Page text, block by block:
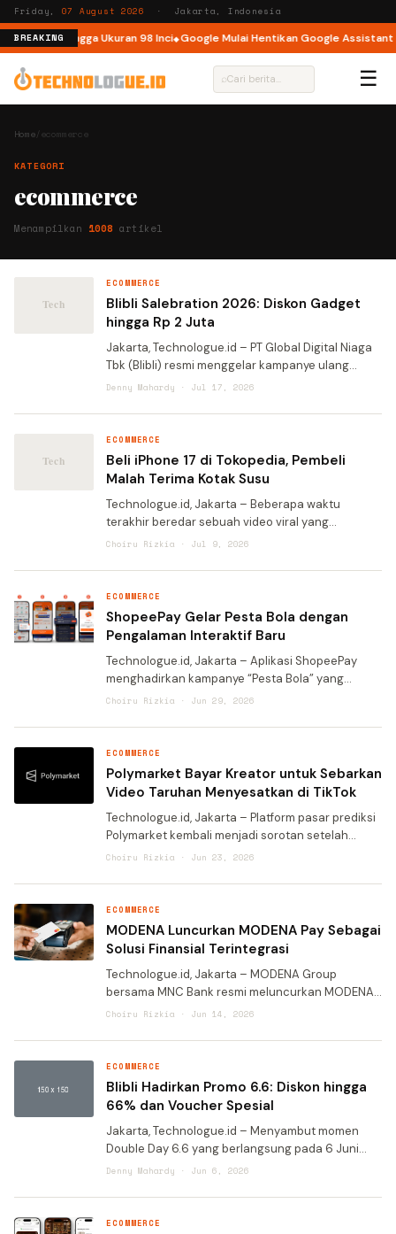
Friday, 07 August 2026 · Jakarta, Indonesia
BREAKING
Hadir hingga Ukuran 98 Inci Google Mulai Hentikan Google Assistant
⌕ ☰
Home/ ecommerce
KATEGORI
ecommerce
Menampilkan 1008 artikel
ECOMMERCE
Blibli Salebration 2026: Diskon Gadget
hingga Rp 2 Juta
Jakarta, Technologue.id – PT Global Digital Niaga
Tbk (Blibli) resmi menggelar kampanye ulang
tahun ke-15 bertajuk Salebration. Acara ini
Juli 202
Denny Mahardy · Jul 17, 2026
ECOMMERCE
Beli iPhone 17 di Tokopedia, Pembeli
Malah Terima Kotak Susu
Technologue.id, Jakarta – Beberapa waktu
terakhir beredar sebuah video viral yang
menampilkan seorang pelanggan Tokopedia yang
malah berisikan dua k
Choiru Rizkia · Jul 9, 2026
ECOMMERCE
ShopeePay Gelar Pesta Bola dengan
Pengalaman Interaktif Baru
Technologue.id, Jakarta – Aplikasi ShopeePay
menghadirkan kampanye “Pesta Bola” yang
memungkinkan pengguna merasakan euforia
Melalui kampanye Sh
Choiru Rizkia · Jun 29, 2026
ECOMMERCE
Polymarket Bayar Kreator untuk Sebarkan
Video Taruhan Menyesatkan di TikTok
Technologue.id, Jakarta – Platform pasar prediksi
Polymarket kembali menjadi sorotan setelah
investigasi yang dilakukan oleh The Wall Street
yang men
Choiru Rizkia · Jun 23, 2026
ECOMMERCE
MODENA Luncurkan MODENA Pay Sebagai
Solusi Finansial Terintegrasi
Technologue.id, Jakarta – MODENA Group
bersama MNC Bank resmi meluncurkan MODENA
Pay, solusi finansial terbaru dalam bentuk kartu
mendukung gaya hid
Choiru Rizkia · Jun 14, 2026
ECOMMERCE
Blibli Hadirkan Promo 6.6: Diskon hingga
66% dan Voucher Spesial
Jakarta, Technologue.id – Menyambut momen
Double Day 6.6 yang berlangsung pada 6 Juni
2026, Blibli kembali menghadirkan program
Promo ini menjadi waktu
Denny Mahardy · Jun 6, 2026
ECOMMERCE